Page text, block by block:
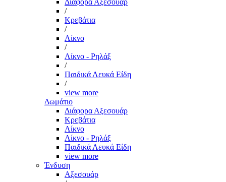
Διάφορα Αξεσουάρ
/
Κρεβάτια
/
Λίκνο
/
Λίκνο - Ρηλάξ
/
Παιδικά Λευκά Είδη
/
view more
Δωμάτιο
Διάφορα Αξεσουάρ
Κρεβάτια
Λίκνο
Λίκνο - Ρηλάξ
Παιδικά Λευκά Είδη
view more
Ένδυση
Αξεσουάρ